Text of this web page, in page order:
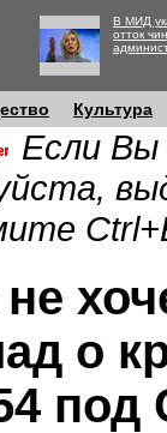
В МИД
отток
Культура
Если Вы
не
о
под